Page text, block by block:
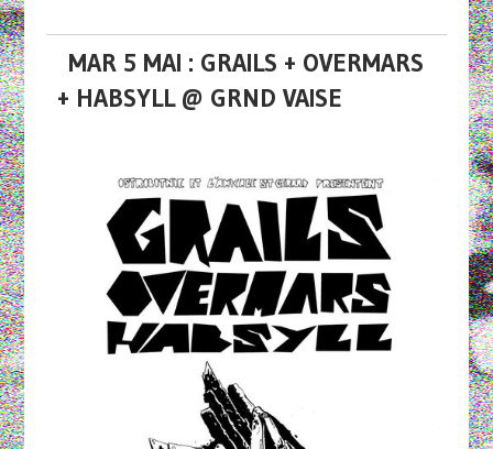
MAR 5 MAI : GRAILS + OVERMARS
+ HABSYLL @ GRND VAISE